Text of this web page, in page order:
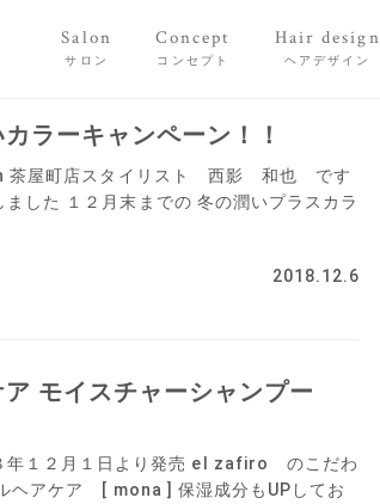
Salon
サロン
Concept
コンセプト
Hair design
ヘアデザイン
ラーキャンペーン！！
茶屋町店スタイリスト 西影 和也 です
した １２月末までの 冬の潤いプラスカラ
2018.12.6
モイスチャーシャンプー
年１２月１日より発売 el zafiro のこだわ
ヘアケア [ mona ] 保湿成分もUPしてお